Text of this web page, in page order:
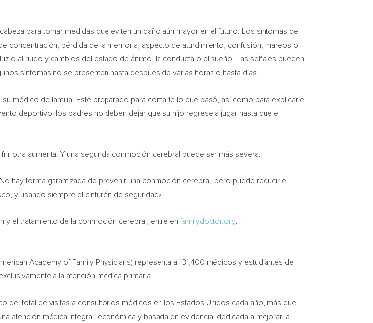
para tomar medidas que eviten un daño aún mayor en el futuro. Los síntomas de
concentración, pérdida de la memoria, aspecto de aturdimiento, confusión, mareos o
o al ruido y cambios del estado de ánimo, la conducta o el sueño. Las señales pueden
síntomas no se presenten hasta después de varias horas o hasta días.
médico de familia. Esté preparado para contarle lo que pasó, así como para explicarle
deportivo, los padres no deben dejar que su hijo regrese a jugar hasta que el
otra aumenta. Y una segunda conmoción cerebral puede ser más severa.
hay forma garantizada de prevenir una conmoción cerebral, pero puede reducir el
y usando siempre el cinturón de seguridad».
y el tratamiento de la conmoción cerebral, entre enfamilydoctor.org
Academy of Family Physicians) representa a 131,400 médicos y estudiantes de
a la atención médica primaria.
del total de visitas a consultorios médicos en los Estados Unidos cada año, más que
atención médica integral, económica y basada en evidencia, dedicada a mejorar la